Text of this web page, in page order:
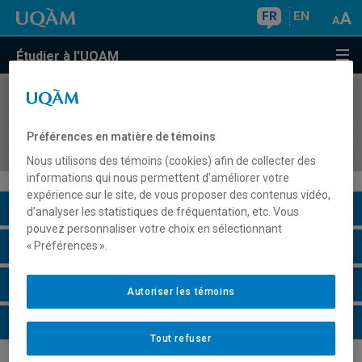
FR EN
Étudier à l'UQAM
COURS//
siècles
Description du cours
Horaire - Été 2026
Horaire - Automne 2026
Horaire - Hiver 2027
Préférences en matière de témoins
Nous utilisons des témoins (cookies) afin de collecter des
informations qui nous permettent d’améliorer votre
expérience sur le site, de vous proposer des contenus vidéo,
d’analyser les statistiques de fréquentation, etc. Vous
pouvez personnaliser votre choix en sélectionnant
« Préférences ».
Tout refuser
Autoriser les témoins